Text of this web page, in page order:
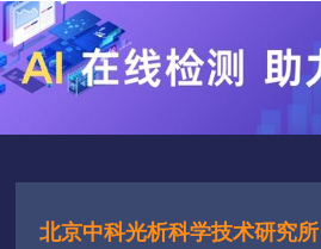
北京中科光析科学技术研究所